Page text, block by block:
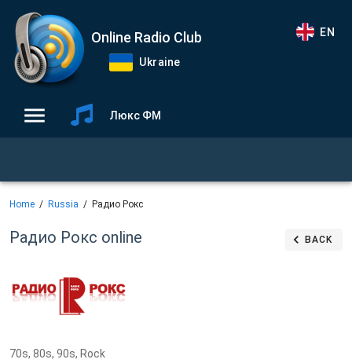
Online Radio Club
Ukraine
EN
Люкс ФМ
Home Russia Радио Рокс
Радио Рокс online BACK
70s, 80s, 90s, Rock